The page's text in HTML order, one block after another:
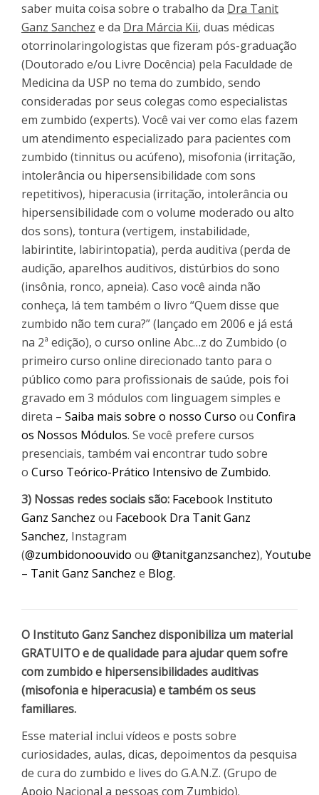
saber muita coisa sobre o trabalho da Dra Tanit
Ganz Sanchez e da Dra Márcia Kii, duas médicas
otorrinolaringologistas que fizeram pós-graduação
(Doutorado e/ou Livre Docência) pela Faculdade de
Medicina da USP no tema do zumbido, sendo
consideradas por seus colegas como especialistas
em zumbido (experts). Você vai ver como elas fazem
um atendimento especializado para pacientes com
zumbido (tinnitus ou acúfeno), misofonia (irritação,
intolerância ou hipersensibilidade com sons
repetitivos), hiperacusia (irritação, intolerância ou
hipersensibilidade com o volume moderado ou alto
dos sons), tontura (vertigem, instabilidade,
labirintite, labirintopatia), perda auditiva (perda de
audição, aparelhos auditivos, distúrbios do sono
(insônia, ronco, apneia). Caso você ainda não
conheça, lá tem também o livro “Quem disse que
zumbido não tem cura?” (lançado em 2006 e já está
na 2ª edição), o curso online Abc…z do Zumbido (o
primeiro curso online direcionado tanto para o
público como para profissionais de saúde, pois foi
gravado em 3 módulos com linguagem simples e
direta – Saiba mais sobre o nosso Curso ou Confira
os Nossos Módulos. Se você prefere cursos
presenciais, também vai encontrar tudo sobre
o Curso Teórico-Prático Intensivo de Zumbido.
3) Nossas redes sociais são: Facebook Instituto
Ganz Sanchez ou Facebook Dra Tanit Ganz
Sanchez, Instagram
(@zumbidonoouvido ou @tanitganzsanchez), Youtube
– Tanit Ganz Sanchez e Blog.
O Instituto Ganz Sanchez disponibiliza um material
GRATUITO e de qualidade para ajudar quem sofre
com zumbido e hipersensibilidades auditivas
(misofonia e hiperacusia) e também os seus
familiares.
Esse material inclui vídeos e posts sobre
curiosidades, aulas, dicas, depoimentos da pesquisa
de cura do zumbido e lives do G.A.N.Z. (Grupo de
Apoio Nacional a pessoas com Zumbido).